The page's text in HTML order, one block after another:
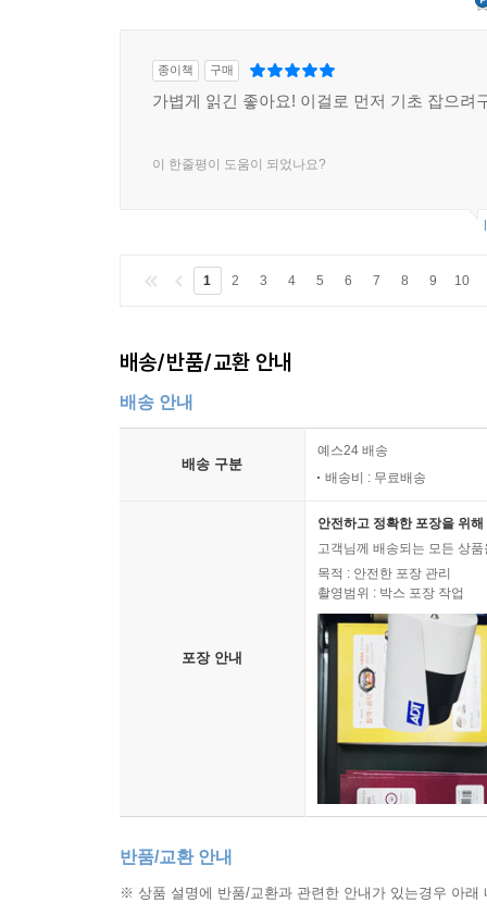
종이책 구매
가볍게 읽긴 좋아요! 이걸로 먼저 기초 잡으려
이 한줄평이 도움이 되었나요?
1 2 3 4 5 6 7 8 9 10
배송/반품/교환 안내
배송 안내
배송 구분
예스24 배송
배송비 : 무료배송
포장 안내
안전하고 정확한 포장을 위
고객님께 배송되는 모든 상
목적 : 안전한 포장 관리
촬영범위 : 박스 포장 작업
반품/교환 안내
※ 상품 설명에 반품/교환과 관련한 안내가 있는경우 아